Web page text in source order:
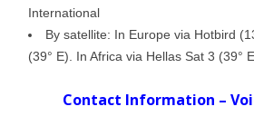
International
By satellite: In Europe via Hotbird
(39° E). In Africa via Hellas Sat 3 (39°
Contact Information –